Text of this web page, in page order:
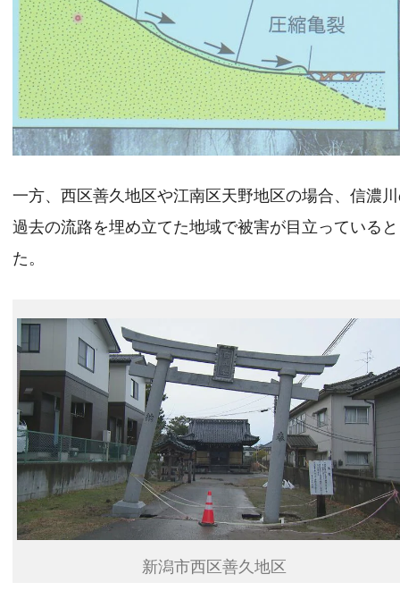
一方、西区善久地区や江南区天野地区の場合、信濃
過去の流路を埋め立てた地域で被害が目立っている
た。
新潟市西区善久地区